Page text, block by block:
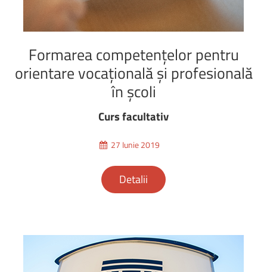
Formareacompetențelorpentru
orientarevocaționalăși profesională
în școli
Curs facultativ
27 Iunie 2019
Detalii